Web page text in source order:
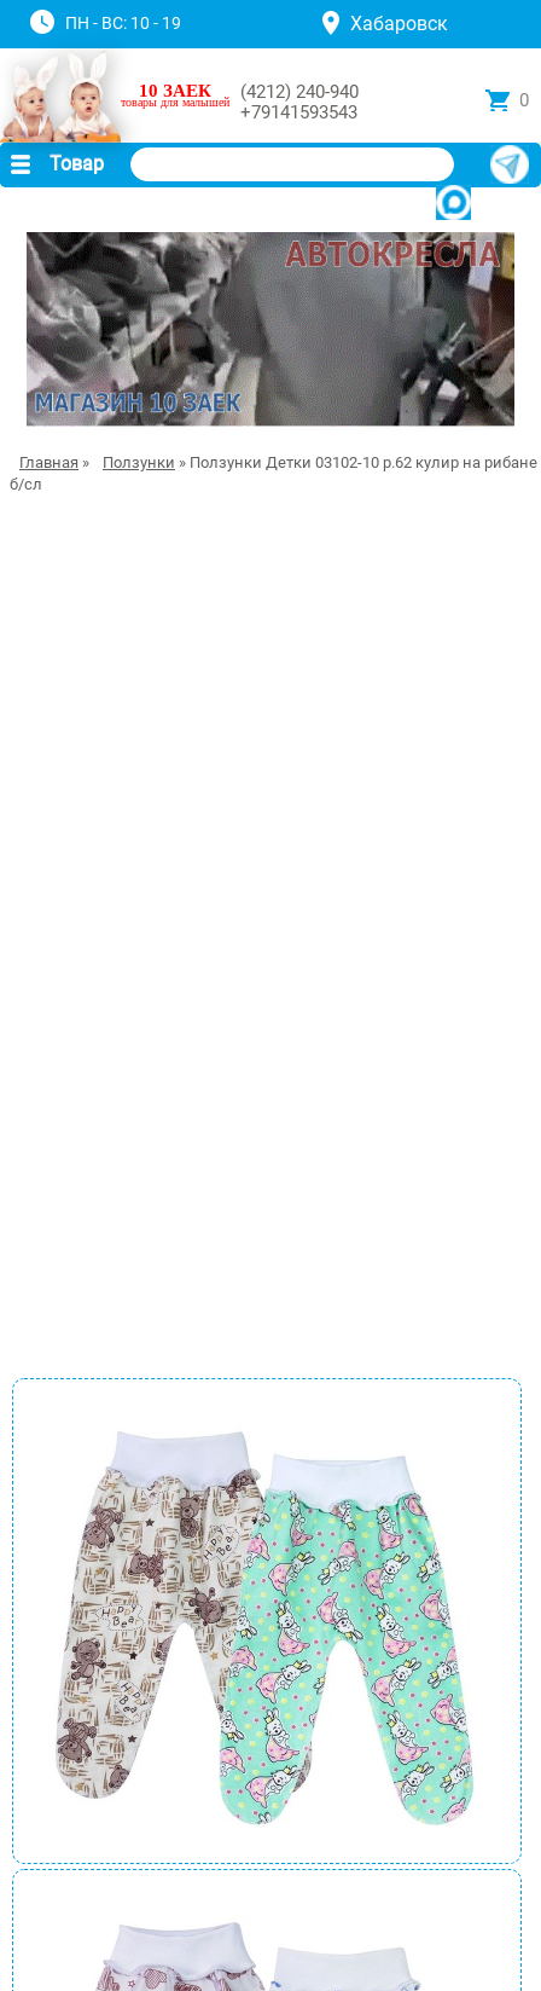
ПН - ВС: 10 - 19 Хабаровск
10 ЗАЕК
товары для малышей
(4212) 240-940
+79141593543
0
Товар
Главная » Ползунки » Ползунки Детки 03102-10 р.62 кулир на рибане
б/сл